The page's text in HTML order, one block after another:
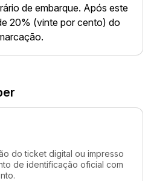
de embarque. Após este
20% (vinte por cento) do
do ticket digital ou impresso
de identificação oficial com